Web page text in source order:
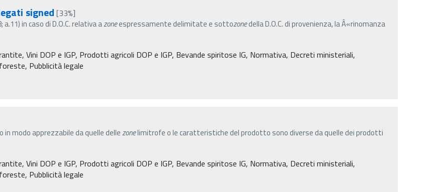
signed [33%]
in caso di D.O.C. relativa azoneespressamente delimitate e sottozonedella D.O.C. di provenienza, la Â«rinomanza
Vini DOP e IGP, Prodotti agricoli DOP e IGP, Bevande spiritose IG, Normativa, Decreti ministeriali,
Pubblicità legale
modo apprezzabile da quelle dellezonelimitrofe o le caratteristiche del prodotto sono diverse da quelle dei prodotti
Vini DOP e IGP, Prodotti agricoli DOP e IGP, Bevande spiritose IG, Normativa, Decreti ministeriali,
Pubblicità legale